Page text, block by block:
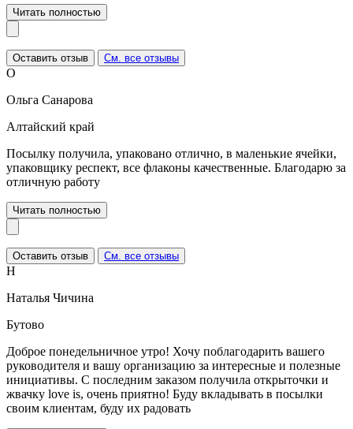
Читать полностью
Оставить отзыв См. все отзывы
О
Ольга Санарова
Алтайский край
Посылку получила, упаковано отлично, в маленькие ячейки,
упаковщику респект, все флаконы качественные. Благодарю за
отличную работу
Читать полностью
Оставить отзыв См. все отзывы
Н
Наталья Чичина
Бутово
Доброе понедельничное утро! Хочу поблагодарить вашего
руководителя и вашу организацию за интересные и полезные
инициативы. С последним заказом получила открыточки и
жвачку love is, очень приятно! Буду вкладывать в посылки
своим клиентам, буду их радовать